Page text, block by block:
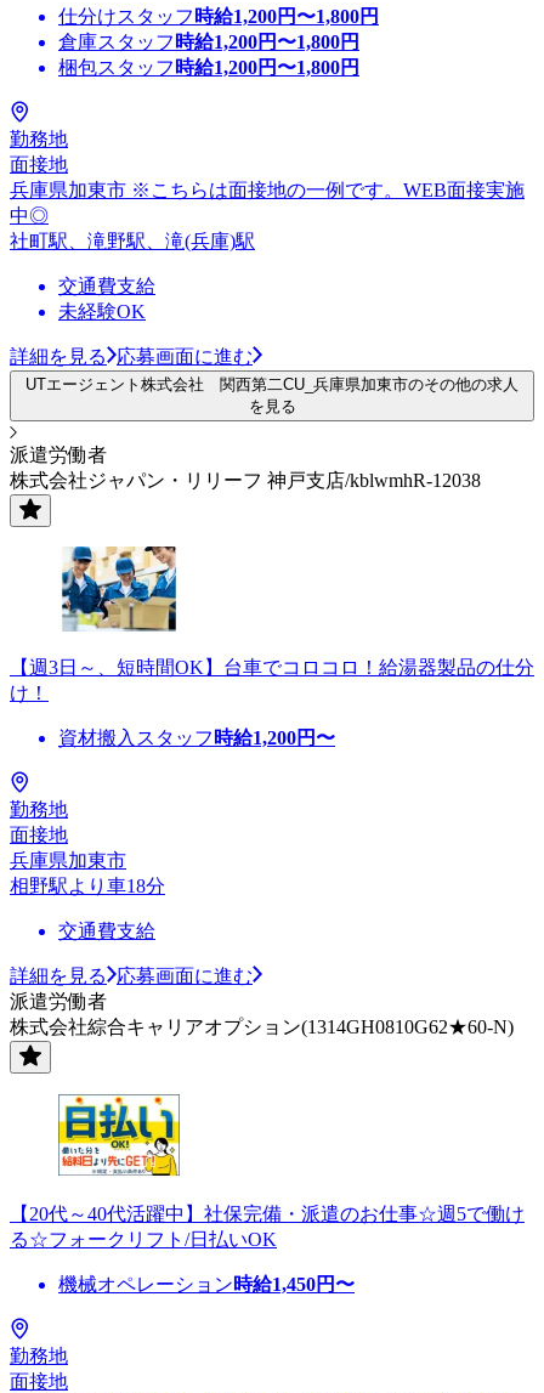
仕分けスタッフ 時給1,200円〜1,800円
倉庫スタッフ 時給1,200円〜1,800円
梱包スタッフ 時給1,200円〜1,800円
勤務地
面接地
兵庫県加東市 ※こちらは面接地の一例です。WEB面接実施
中◎
社町駅、滝野駅、滝(兵庫)駅
交通費支給
未経験OK
詳細を見る 応募画面に進む
UTエージェント株式会社 関西第二CU_兵庫県加東市のその他の求人
を見る
派遣労働者
株式会社ジャパン・リリーフ 神戸支店/kblwmhR-12038
【週3日～、短時間OK】台車でコロコロ！給湯器製品の仕分
け！
資材搬入スタッフ 時給1,200円〜
勤務地
面接地
兵庫県加東市
相野駅より車18分
交通費支給
詳細を見る
応募画面に進む
派遣労働者
株式会社綜合キャリアオプション(1314GH0810G62★60-N)
【20代～40代活躍中】社保完備・派遣のお仕事☆週5で働け
る☆フォークリフト/日払いOK
機械オペレーション時給1,450円〜
勤務地
面接地